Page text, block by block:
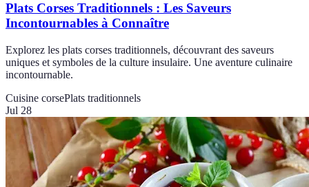
Plats Corses Traditionnels : Les Saveurs
Incontournables à Connaître
Explorez les plats corses traditionnels, découvrant des saveurs
uniques et symboles de la culture insulaire. Une aventure culinaire
incontournable.
Cuisine corsePlats traditionnels
Jul 28